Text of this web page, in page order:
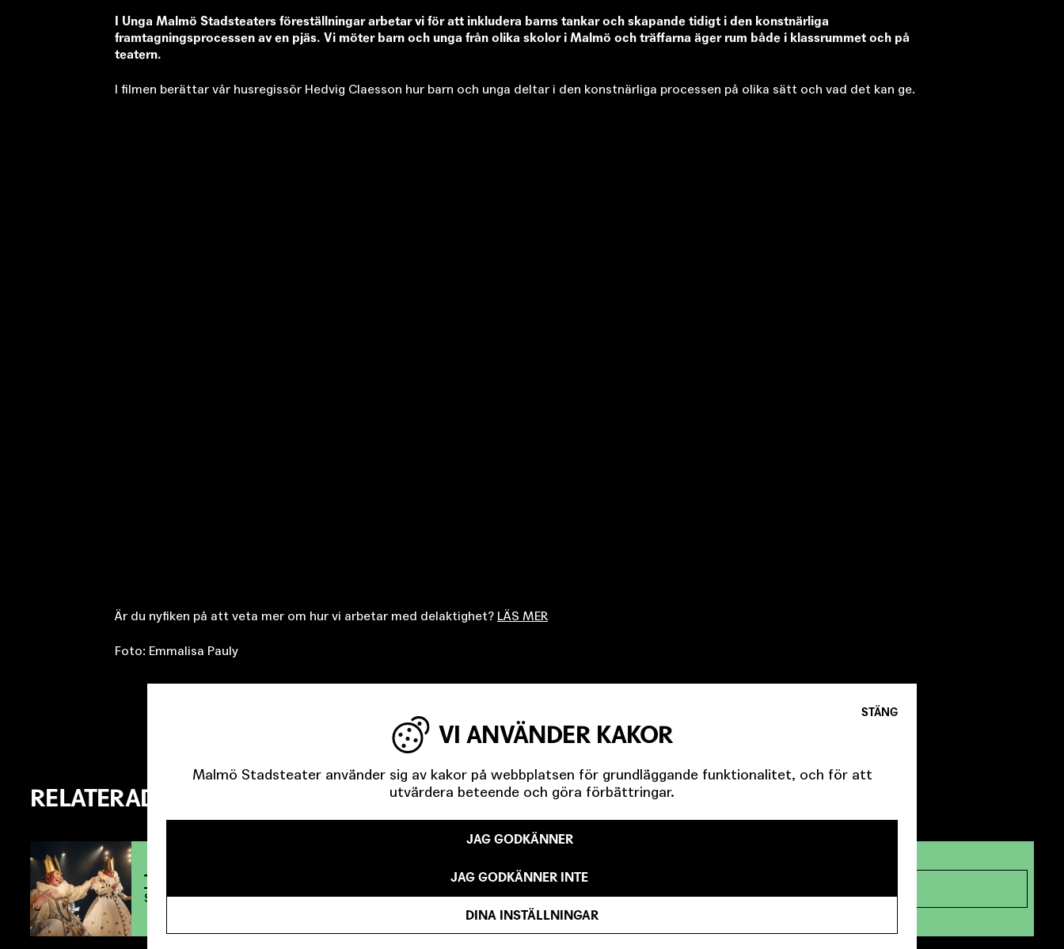
I Unga Malmö Stadsteaters föreställningar arbetar vi för att inkludera barns tankar och skapande tidigt i den konstnärliga
framtagningsprocessen av en pjäs. Vi möter barn och unga från olika skolor i Malmö och träffarna äger rum både i klassrummet och på
teatern.
I filmen berättar vår husregissör Hedvig Claesson hur barn och unga deltar i den konstnärliga processen på olika sätt och vad det kan ge.
Är du nyfiken på att veta mer om hur vi arbetar med delaktighet? LÄS MER
Foto: Emmalisa Pauly
RELATERADE FÖRESTÄLLNINGAR
TITTA HAMLET
Spelades22/3 2024 - 26/4 2024påStudion
STÄNG
VI ANVÄNDER KAKOR
Malmö Stadsteater använder sig av kakor på webbplatsen för grundläggande funktionalitet, och för att
utvärdera beteende och göra förbättringar.
JAG GODKÄNNER
JAG GODKÄNNER INTE
DINA INSTÄLLNINGAR